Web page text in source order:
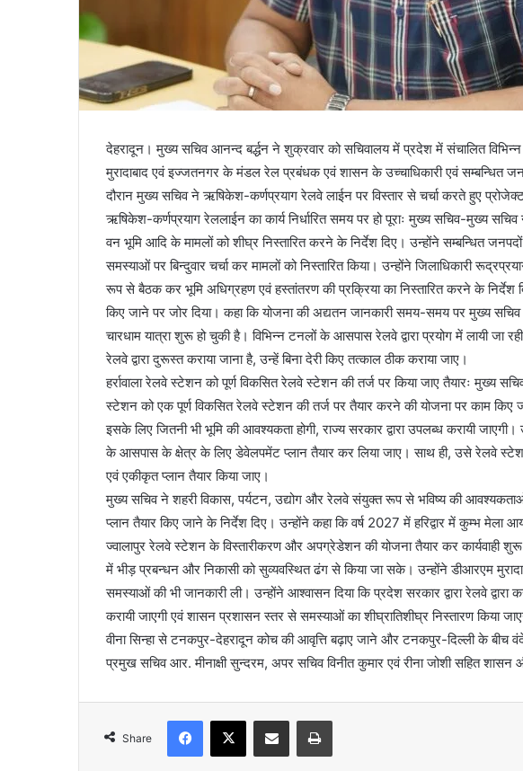
देहरादून। मुख्य सचिव आनन्द बर्द्धन ने शुक्रवार को सचिवालय में प्रदेश में संचालित
मुरादाबाद एवं इज्जतनगर के मंडल रेल प्रबंधक एवं शासन के उच्चाधिकारी एवं सम्बन्धित
दौरान मुख्य सचिव ने ऋषिकेश-कर्णप्रयाग रेलवे लाईन पर विस्तार से चर्चा करते हुए
ऋषिकेश-कर्णप्रयाग रेललाईन का कार्य निर्धारित समय पर हो पूराः मुख्य सचिव-मुख्य
वन भूमि आदि के मामलों को शीघ्र निस्तारित करने के निर्देश दिए। उन्होंने सम्बन्धित
समस्याओं पर बिन्दुवार चर्चा कर मामलों को निस्तारित किया। उन्होंने जिलाधिकारी
रूप से बैठक कर भूमि अधिग्रहण एवं हस्तांतरण की प्रक्रिया का निस्तारित करने के निर्देश
किए जाने पर जोर दिया। कहा कि योजना की अद्यतन जानकारी समय-समय पर मुख्य सचिव
चारधाम यात्रा शुरू हो चुकी है। विभिन्न टनलों के आसपास रेलवे द्वारा प्रयोग में लायी जा
रेलवे द्वारा दुरूस्त कराया जाना है, उन्हें बिना देरी किए तत्काल ठीक कराया जाए।
हर्रावाला रेलवे स्टेशन को पूर्ण विकसित रेलवे स्टेशन की तर्ज पर किया जाए तैयारः मुख्य
स्टेशन को एक पूर्ण विकसित रेलवे स्टेशन की तर्ज पर तैयार करने की योजना पर काम किए
इसके लिए जितनी भी भूमि की आवश्यकता होगी, राज्य सरकार द्वारा उपलब्ध करायी
के आसपास के क्षेत्र के लिए डेवेलपमेंट प्लान तैयार कर लिया जाए। साथ ही, उसे रेलवे
एवं एकीकृत प्लान तैयार किया जाए।
मुख्य सचिव ने शहरी विकास, पर्यटन, उद्योग और रेलवे संयुक्त रूप से भविष्य की
प्लान तैयार किए जाने के निर्देश दिए। उन्होंने कहा कि वर्ष 2027 में हरिद्वार में कुम्भ मेला
ज्वालापुर रेलवे स्टेशन के विस्तारीकरण और अपग्रेडेशन की योजना तैयार कर कार्यवाही शुरू
में भीड़ प्रबन्धन और निकासी को सुव्यवस्थित ढंग से किया जा सके। उन्होंने डीआरएम
समस्याओं की भी जानकारी ली। उन्होंने आश्वासन दिया कि प्रदेश सरकार द्वारा रेलवे द्वारा
करायी जाएगी एवं शासन प्रशासन स्तर से समस्याओं का शीघ्रातिशीघ्र निस्तारण किया
वीना सिन्हा से टनकपुर-देहरादून कोच की आवृत्ति बढ़ाए जाने और टनकपुर-दिल्ली के बीच
प्रमुख सचिव आर. मीनाक्षी सुन्दरम, अपर सचिव विनीत कुमार एवं रीना जोशी सहित
Share